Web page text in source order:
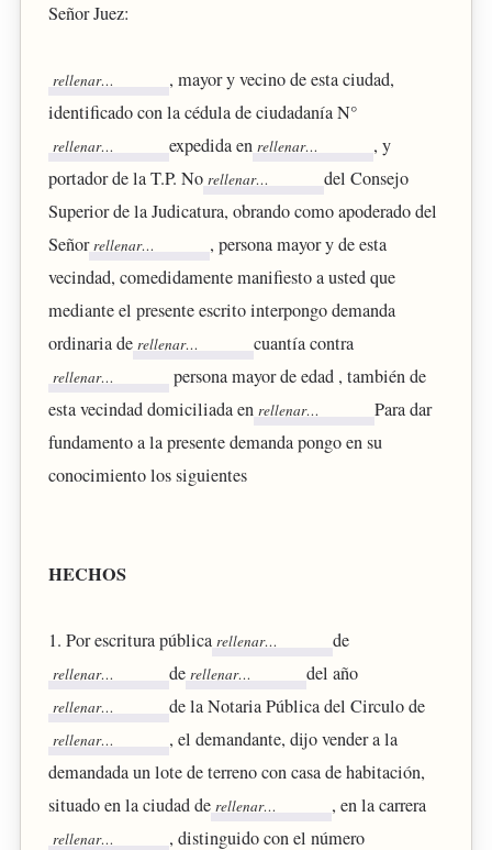
Señor Juez:
, mayor y vecino de esta ciudad,
identificado con la cédula de ciudadanía N°
expedida en
, y
portador de la T.P. No
del Consejo
Superior de la Judicatura, obrando como apoderado del
Señor
, persona mayor y de esta
vecindad, comedidamente manifiesto a usted que
mediante el presente escrito interpongo demanda
ordinaria de
cuantía contra
persona mayor de edad , también de
esta vecindad domiciliada en
Para dar
fundamento a la presente demanda pongo en su
conocimiento los siguientes
HECHOS
1. Por escritura pública
de
de
del año
de la Notaria Pública del Circulo de
, el demandante, dijo vender a la
demandada un lote de terreno con casa de habitación,
situado en la ciudad de
, en la carrera
, distinguido con el número